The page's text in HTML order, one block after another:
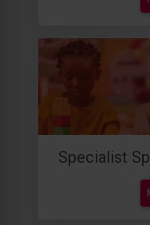
Specialist